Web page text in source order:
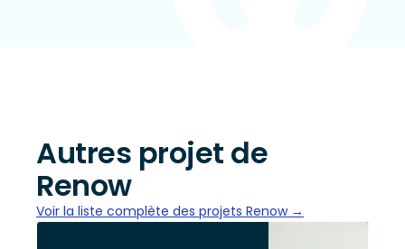
Autres projet de
Renow
Voir la liste complète des projets Renow →